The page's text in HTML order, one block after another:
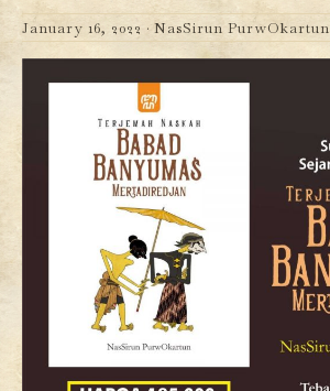
January 16, 2022 · NasSirun PurwOkartun